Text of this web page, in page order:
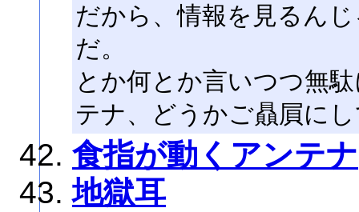
だから、情報を見るん
だ。
とか何とか言いつつ無
テナ、どうかご贔屓に
食指が動くアンテナ
地獄耳